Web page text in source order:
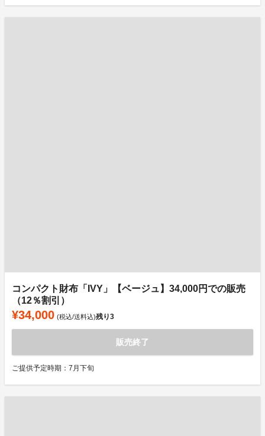
コンパクト財布「IVY」【ベージュ】34,000円での販売
（12％割引）
¥34,000 (税込/送料込)残り3
販売終了
ご提供予定時期：7月下旬